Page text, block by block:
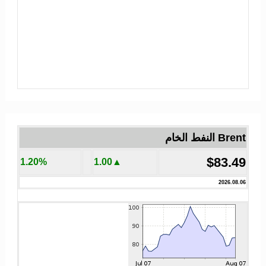
Brent النفط الخام
$83.49
▲1.00
1.20%
2026.08.06